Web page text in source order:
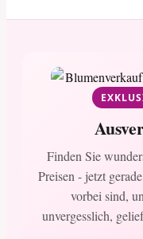
Finden Sie
Preisen - jetzt
vorbei sind,
unvergesslich,